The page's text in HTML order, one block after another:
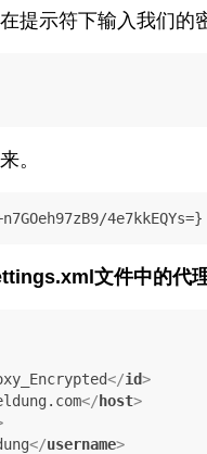
提示符下输入我们的
。
4e7kkEQYs=}
文件中的代
</id>
</ host>
</username>